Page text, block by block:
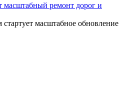
масштабный ремонт дорог и
масштабное обновление